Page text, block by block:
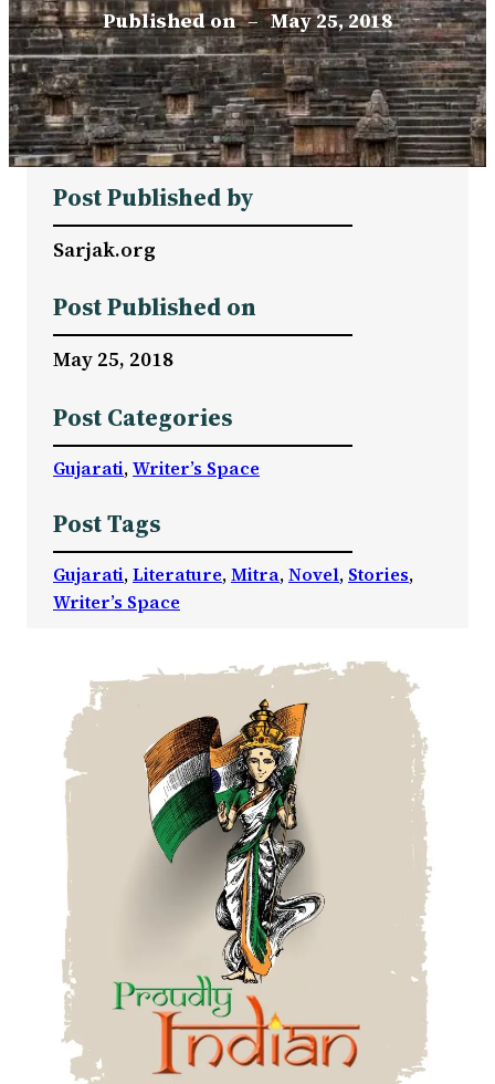
Published on – May 25, 2018
Post Published by
Sarjak.org
Post Published on
May 25, 2018
Post Categories
Gujarati, Writer’s Space
Post Tags
Gujarati, Literature, Mitra, Novel, Stories
Writer’s Space